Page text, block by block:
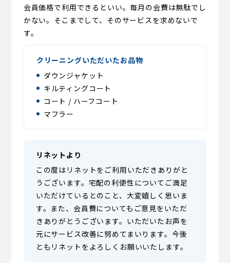
会員価格で利用できるといい。毎月の会費は無駄でし
かない。そこまでして、そのサービスを求めないで
す。
クリーニングいただいたお品物
ダウンジャケット
キルティングコート
コート / ハーフコート
マフラー
リネットより
この度はリネットをご利用いただきありがと
うございます。宅配の利便性についてご満足
いただけているとのこと、大変嬉しく思いま
す。また、会員費についてもご意見をいただ
きありがとうございます。いただいたお声を
元にサービス改善に努めてまいります。今後
ともリネットをよろしくお願いいたします。